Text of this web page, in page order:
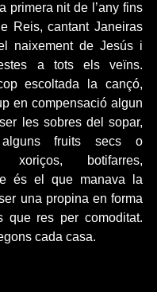
primera nit de l’any fins
Reis, cantant Janeiras
naixement de Jesús i
a tots els veïns.
escoltada la cançó,
en compensació algun
les sobres del sopar,
fruits secs o
xoriços, botifarres,
és el que manava la
una propina en forma
que res per comoditat.
cada casa.